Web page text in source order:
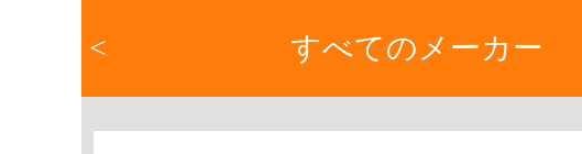
< すべてのメーカー